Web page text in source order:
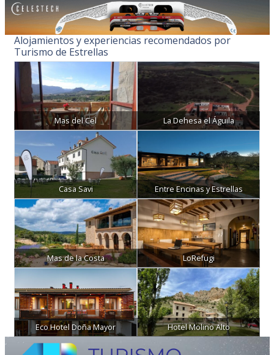
Alojamientos y experiencias recomendados por
Turismo de Estrellas
Mas del Cel La Dehesa el Águila
Casa Savi Entre Encinas y Estrellas
Mas de la Costa LoRefugi
Eco Hotel Doña Mayor Hotel Molino Alto